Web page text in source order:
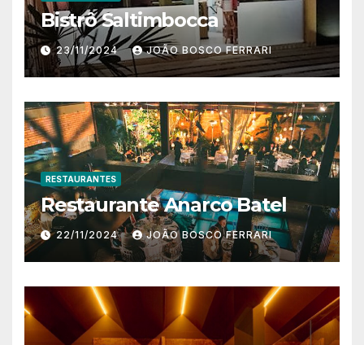
Bistrô Saltimbocca
23/11/2024 JOÃO BOSCO FERRARI
RESTAURANTES
Restaurante Anarco Batel
22/11/2024 JOÃO BOSCO FERRARI